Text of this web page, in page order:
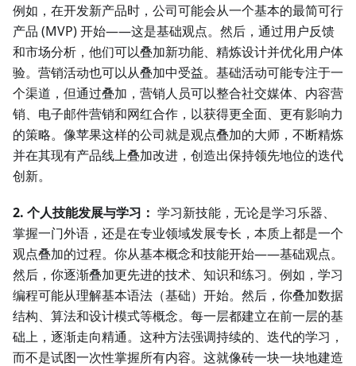
例如，在开发新产品时，公司可能会从一个基本的最简可行
产品 (MVP) 开始——这是基础观点。然后，通过用户反馈
和市场分析，他们可以叠加新功能、精炼设计并优化用户体
验。营销活动也可以从叠加中受益。基础活动可能专注于一
个渠道，但通过叠加，营销人员可以整合社交媒体、内容营
销、电子邮件营销和网红合作，以获得更全面、更有影响力
的策略。像苹果这样的公司就是观点叠加的大师，不断精炼
并在其现有产品线上叠加改进，创造出保持领先地位的迭代
创新。
2. 个人技能发展与学习： 学习新技能，无论是学习乐器、
掌握一门外语，还是在专业领域发展专长，本质上都是一个
观点叠加的过程。你从基本概念和技能开始——基础观点。
然后，你逐渐叠加更先进的技术、知识和练习。例如，学习
编程可能从理解基本语法（基础）开始。然后，你叠加数据
结构、算法和设计模式等概念。每一层都建立在前一层的基
础上，逐渐走向精通。这种方法强调持续的、迭代的学习，
而不是试图一次性掌握所有内容。这就像砖一块一块地建造